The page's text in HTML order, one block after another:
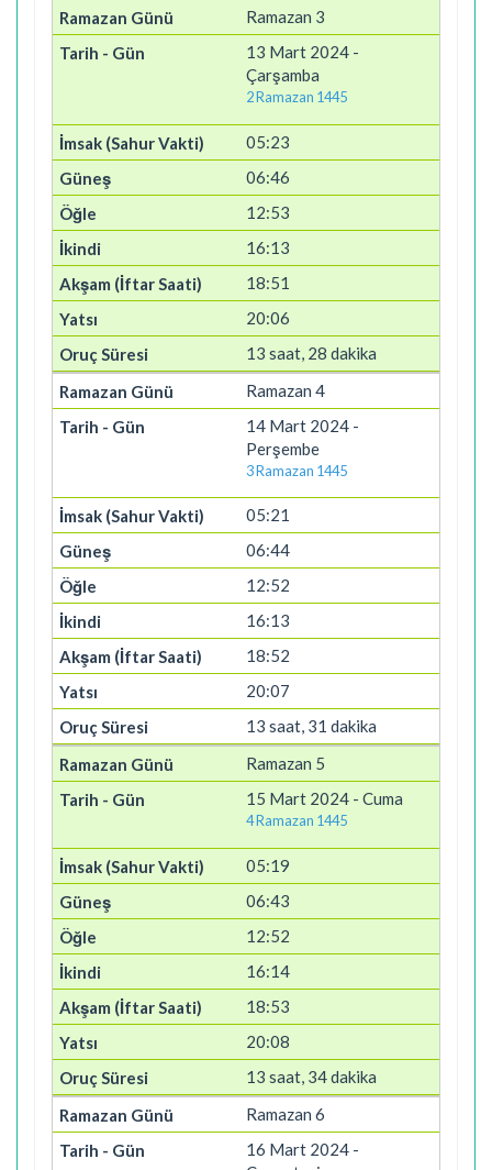
Ramazan 3
13 Mart 2024 -
Çarşamba
2 Ramazan 1445
05:23
06:46
12:53
16:13
18:51
20:06
13 saat, 28 dakika
Ramazan 4
14 Mart 2024 -
Perşembe
3 Ramazan 1445
05:21
06:44
12:52
16:13
18:52
20:07
13 saat, 31 dakika
Ramazan 5
15 Mart 2024 - Cuma
4 Ramazan 1445
05:19
06:43
12:52
16:14
18:53
20:08
13 saat, 34 dakika
Ramazan 6
16 Mart 2024 -